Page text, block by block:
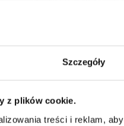
Szczegóły
z plików cookie.
treści i reklam,